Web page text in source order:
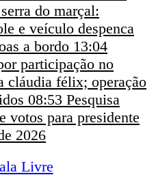
do marçal:
e veículo despenca
a bordo 13:04
participação no
cláudia félix; operação
08:53 Pesquisa
votos para presidente
2026